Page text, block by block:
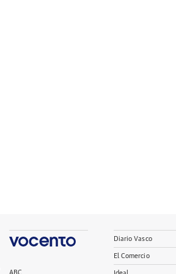
ABC
Diario Vasco
El Comercio